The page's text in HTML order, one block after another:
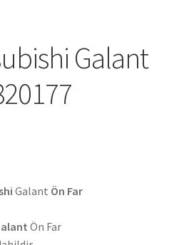
Galant
Galant Ön Far
Ön Far